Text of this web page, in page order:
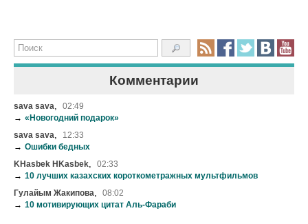
Комментарии
sava sava, 02:49
→ «Новогодний подарок»
sava sava,
12:33
→ Ошибки бедных
KHasbek HKasbek, 02:33
→ 10 лучших казахских короткометражных мультфильмов
Гулайым Жакипова, 08:02
→ 10 мотивирующих цитат Аль-Фараби